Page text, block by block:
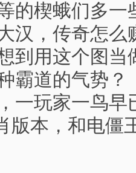
的楔蛾们多
汉，传奇怎么
到用这个图
霸道的气势？
一玩家一鸟早
版本，和电僵